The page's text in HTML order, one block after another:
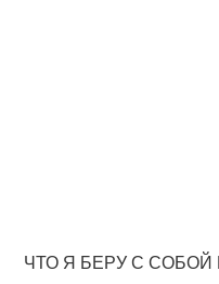
ЧТО Я БЕРУ С СОБОЙ